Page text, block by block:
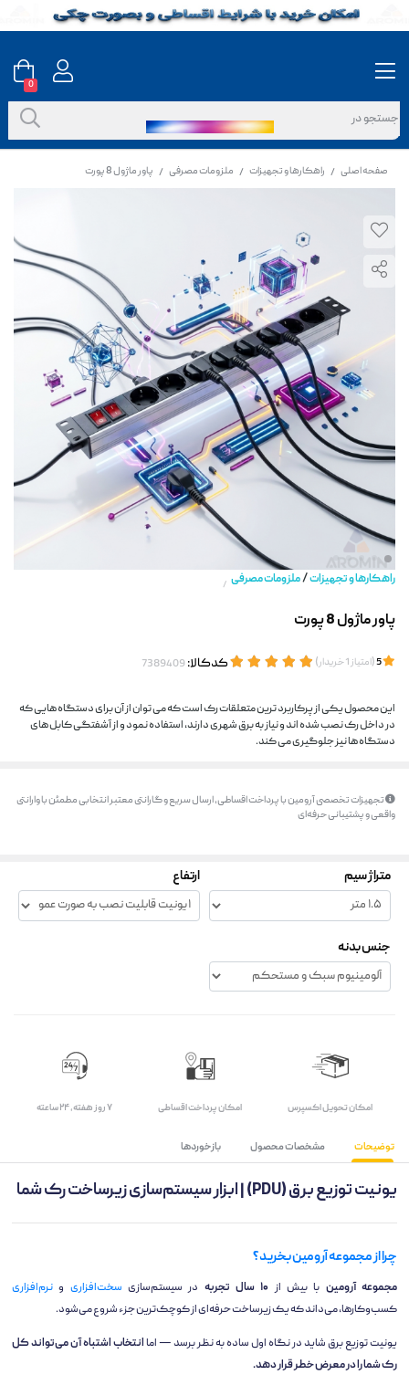
صفحه اصلی / راهکارها و تجهیزات / ملزومات مصرفی / پاور ماژول 8 پورت
راهکارها و تجهیزات/ملزومات مصرفی /
پاور ماژول 8 پورت
(امتیاز1خریدار) کدکالا:
این محصول یکی از پرکاربرد ترین متعلقات رک است که می توان از آن برای دستگاه هایی که
در داخل رک نصب شده اند و نیاز به برق شهری دارند، استفاده نمود و از آشفتگی کابل های
دستگاه ها نیز جلوگیری می کند.
تجهیزات تخصصی آرومین با پرداخت اقساطی، ارسال سریع و گارانتی معتبر انتخابی مطمئن با وارانتی
واقعی و پشتیبانی حرفه‌ای
متراژ سیم ارتفاع
جنس بدنه
اﻣﮑﺎن ﺗﺤﻮﯾﻞ اﮐﺴﭙﺮس امکان پرداخت اقساطی ۷ روز ﻫﻔﺘﻪ، ۲۴ ﺳﺎﻋﺘﻪ
توضیحات مشخصات محصول بازخوردها
یونیت توزیع برق (PDU) | ابزار سیستم‌سازی زیرساخت رک شما
چرا از مجموعه آرومین بخرید؟
مجموعه آرومین با بیش از ۱۰ سال تجربه در سیستم‌سازی سخت‌افزاری ونرم‌افزاری
کسب‌وکارها، می‌داند که یک زیرساخت حرفه‌ای از کوچک‌ترین جزء شروع می‌شود.
یونیت توزیع برق شاید در نگاه اول ساده به نظر برسد — اماانتخاب اشتباه آن می‌تواند کل
رک شما را در معرض خطر قرار دهد.
0